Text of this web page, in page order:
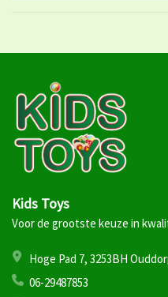
Kids Toys
Voor de grootste keuze in
Hoge Pad 7, 3253BH
06-29487853